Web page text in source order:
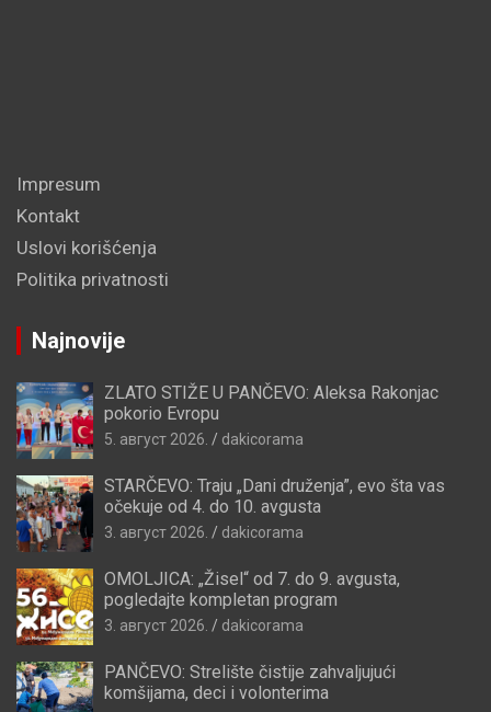
Impresum
Kontakt
Uslovi korišćenja
Politika privatnosti
Najnovije
ZLATO STIŽE U PANČEVO: Aleksa Rakonjac
pokorio Evropu
5. август 2026. dakicorama
STARČEVO: Traju „Dani druženja”, evo šta vas
očekuje od 4. do 10. avgusta
3. август 2026. dakicorama
OMOLJICA: „Žisel“ od 7. do 9. avgusta,
pogledajte kompletan program
3. август 2026. dakicorama
PANČEVO: Strelište čistije zahvaljujući
komšijama, deci i volonterima